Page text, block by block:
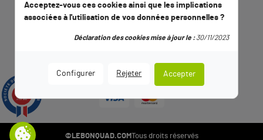
©LEBONQUAD.COM Tous droits réservés
Acceptez-vous ces cookies ainsi que les implications
associées à l'utilisation de vos données personnelles ?
Configurer Rejeter Accepter
Déclaration des cookies mise à jour le :30/11/2023
9.5
2791 avis